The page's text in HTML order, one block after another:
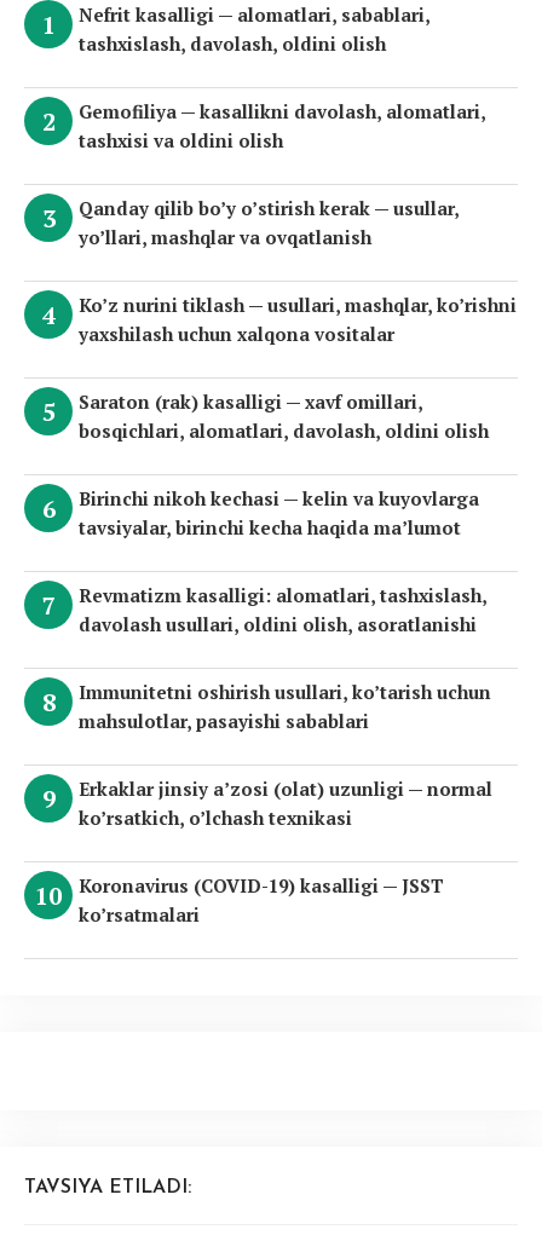
Nefrit kasalligi — alomatlari, sabablari,
tashxislash, davolash, oldini olish
Gemofiliya — kasallikni davolash, alomatlari,
tashxisi va oldini olish
Qanday qilib bo’y o’stirish kerak — usullar,
yo’llari, mashqlar va ovqatlanish
Ko’z nurini tiklash — usullari, mashqlar, ko’rishni
yaxshilash uchun xalqona vositalar
Saraton (rak) kasalligi — xavf omillari,
bosqichlari, alomatlari, davolash, oldini olish
Birinchi nikoh kechasi — kelin va kuyovlarga
tavsiyalar, birinchi kecha haqida ma’lumot
Revmatizm kasalligi: alomatlari, tashxislash,
davolash usullari, oldini olish, asoratlanishi
Immunitetni oshirish usullari, ko’tarish uchun
mahsulotlar, pasayishi sabablari
Erkaklar jinsiy a’zosi (olat) uzunligi — normal
ko’rsatkich, o’lchash texnikasi
Koronavirus (COVID-19) kasalligi — JSST
ko’rsatmalari
TAVSIYA ETILADI: